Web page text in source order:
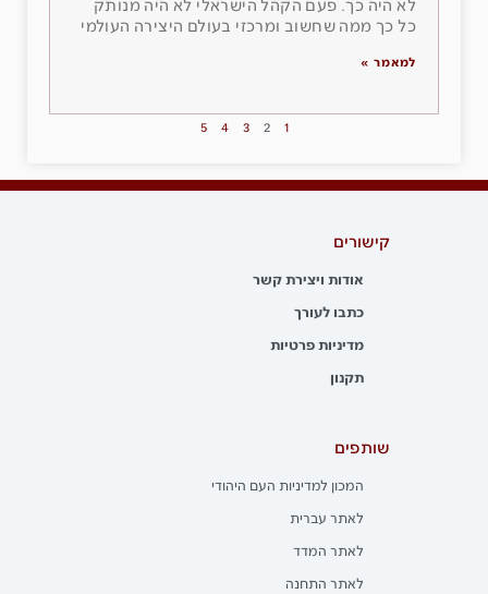
לא היה כך. פעם הקהל הישראלי לא היה מנותק
כל כך ממה שחשוב ומרכזי בעולם היצירה העולמי
למאמר »
1
2
3
4
5
קישורים
אודות ויצירת קשר
כתבו לעורך
מדיניות פרטיות
תקנון
שותפים
המכון למדיניות העם היהודי
לאתר עברית
לאתר המדד
לאתר התחנה